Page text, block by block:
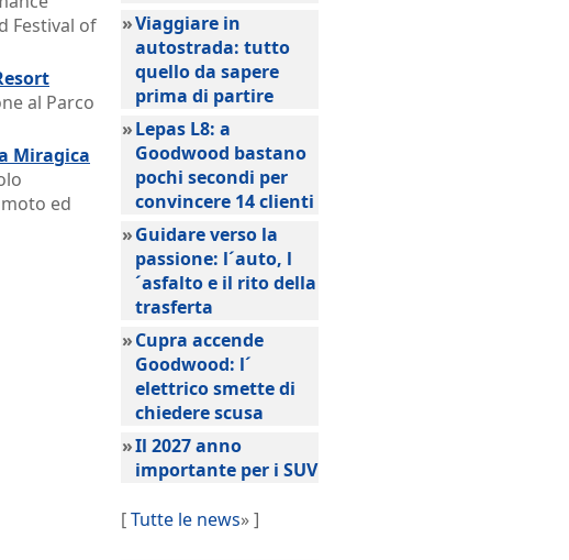
Festival of
al Parco
Miragica
ed
»Viaggiare in
autostrada: tutto
quello da sapere
prima di partire
»Lepas L8: a
Goodwood bastano
pochi secondi per
convincere 14 clienti
»Guidare verso la
passione: l´auto, l
´asfalto e il rito della
trasferta
»Cupra accende
Goodwood: l´
elettrico smette di
chiedere scusa
»Il 2027 anno
importante per i SUV
[Tutte le news» ]